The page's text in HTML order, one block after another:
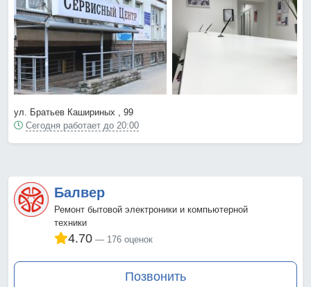
ул. Братьев Кашириных , 99
Сегодня работает до 20:00
Балвер
Ремонт бытовой электроники и компьютерной
техники
4.70 176 оценок
Позвонить